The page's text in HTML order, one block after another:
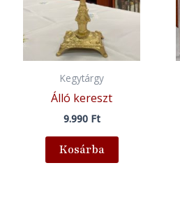
Kegytárgy
Álló kereszt
9.990 Ft
Kosárba